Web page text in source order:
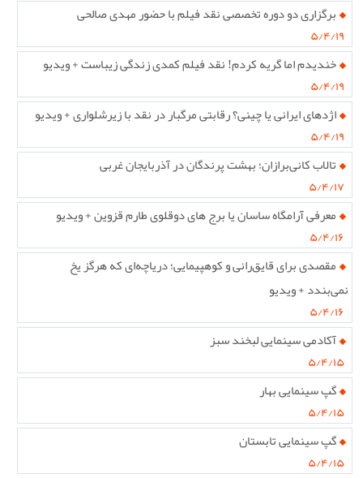
برگزاری دو دوره تخصصی نقد فیلم با حضور مهدی صالحی
۵/۴/۱۹
خندیدم اما گریه کردم! نقد فیلم کمدی زندگی زیباست + ویدیو
۵/۴/۱۹
اژدهای ایرانی یا چینی؟ رقابتی مرگبار در نقد با زیرشلواری + ویدیو
۵/۴/۱۹
تالاب کانی‌برازان؛ بهشت پرندگان در آذربایجان غربی
۵/۴/۱۷
معرفی آرامگاه ساسان یا برج های دوقلوی طارم قزوین + ویدیو
۵/۴/۱۶
مقصدی برای قایق‌رانی و کوهپیمایی؛ دریاچه‌ای که هرگز یخ
نمی‌بندد + ویدیو
۵/۴/۱۶
آکادمی سینمایی لبخند سبز
۵/۴/۱۵
گپ سینمایی بهار
۵/۴/۱۵
گپ سینمایی تابستان
۵/۴/۱۵